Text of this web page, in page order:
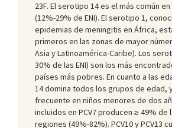
23F. El serotipo 14 es el más común
(12%-29% de ENI). El serotipo 1,
epidemias de meningitis en África,
primeros en las zonas de mayor
Asia y Latinoamérica-Caribe). Los
30% de las ENI) son los más
países más pobres. En cuanto a las
14 domina todos los grupos de edad,
frecuente en niños menores de dos
incluidos en PCV7 producen ≥ 49% de
regiones (49%-82%). PCV10 y PCV13